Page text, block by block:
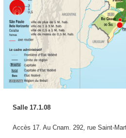
Salle 17.1.08
Accès 17. Au Cnam. 292, rue Saint-